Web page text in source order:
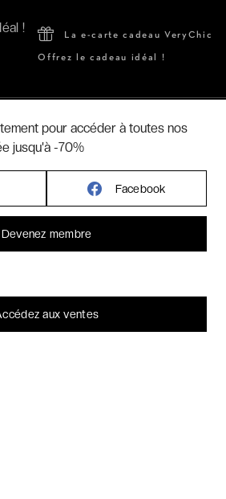
La e-carte cadeau VeryChic
Offrez le cadeau idéal !
pour accéder à toutes nos
jusqu'à -70%
Facebook
Devenez membre
aux ventes
modifier ou retirer votre
C'est bon.